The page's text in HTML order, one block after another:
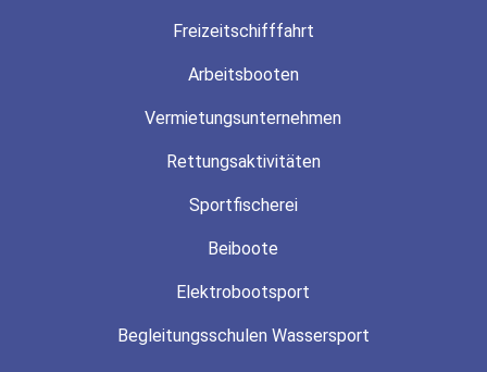
Freizeitschifffahrt
Arbeitsbooten
Vermietungsunternehmen
Rettungsaktivitäten
Sportfischerei
Beiboote
Elektrobootsport
Begleitungsschulen Wassersport